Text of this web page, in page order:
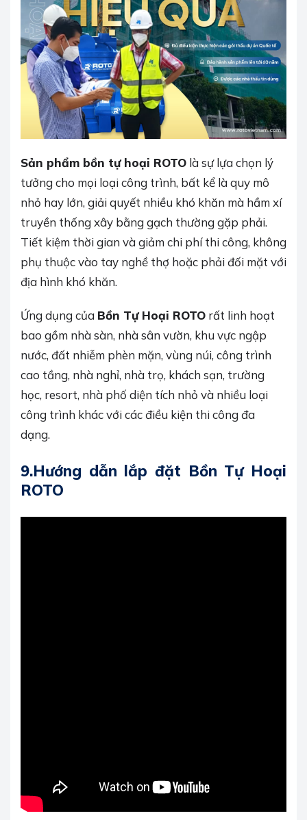
Sản phẩm bồn tự hoại ROTO là sự lựa chọn lý
tưởng cho mọi loại công trình, bất kể là quy mô
nhỏ hay lớn, giải quyết nhiều khó khăn mà hầm xí
truyền thống xây bằng gạch thường gặp phải.
Tiết kiệm thời gian và giảm chi phí thi công, không
phụ thuộc vào tay nghề thợ hoặc phải đối mặt với
địa hình khó khăn.
Ứng dụng của Bồn Tự Hoại ROTO rất linh hoạt
bao gồm nhà sàn, nhà sân vườn, khu vực ngập
nước, đất nhiễm phèn mặn, vùng núi, công trình
cao tầng, nhà nghỉ, nhà trọ, khách sạn, trường
học, resort, nhà phố diện tích nhỏ và nhiều loại
công trình khác với các điều kiện thi công đa
dạng.
9.Hướng dẫn lắp đặt Bồn Tự Hoại
ROTO